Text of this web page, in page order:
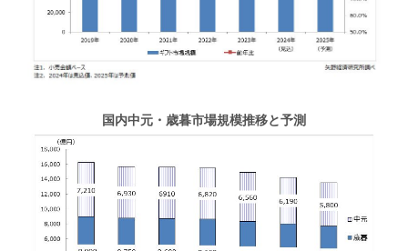
国内中元・歳暮市場規模推移と予測